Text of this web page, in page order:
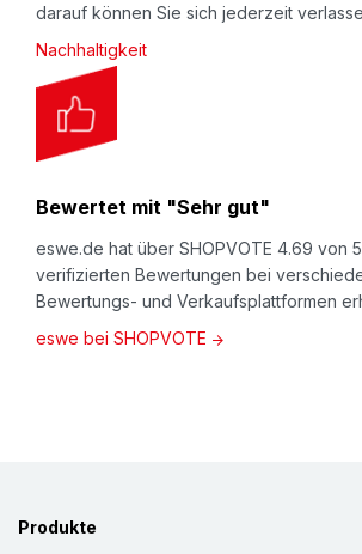
darauf können Sie sich jederzeit
Nachhaltigkeit
Bewertet mit "Sehr gut"
eswe.de hat über SHOPVOTE 4.69 von
verifizierten Bewertungen bei
Bewertungs- und Verkaufsplattformen
eswe bei SHOPVOTE
Produkte